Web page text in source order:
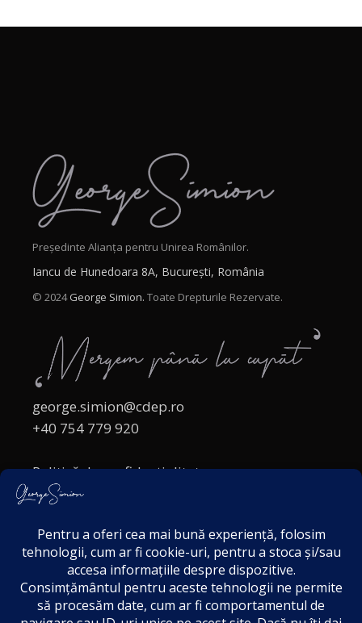
Președinte Alianța pentru Unirea Românilor.
Iancu de Hunedoara 8A, București, România
© 2024George Simion. Toate Drepturile Rezervate.
george.simion@cdep.ro
+40 754 779 920
Politică de confidențialitate
Politica cookies
Acordul de markting
Disclaimer